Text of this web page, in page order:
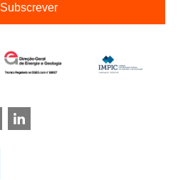
Subscrever